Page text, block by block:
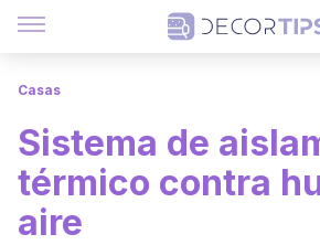
Casas
Sistema de
térmico contra
aire